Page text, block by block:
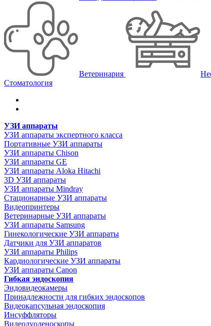
Ветеринария
Стоматология
УЗИ аппараты
УЗИ аппараты экспертного класса
Портативные УЗИ аппараты
УЗИ аппараты Chison
УЗИ аппараты GE
УЗИ аппараты Aloka Hitachi
3D УЗИ аппараты
УЗИ аппараты Mindray
Стационарные УЗИ аппараты
Видеопринтеры
Ветеринарные УЗИ аппараты
УЗИ аппараты Samsung
Гинекологические УЗИ аппараты
Датчики для УЗИ аппаратов
УЗИ аппараты Philips
Кардиологические УЗИ аппараты
УЗИ аппараты Canon
Гибкая эндоскопия
Эндовидеокамеры
Принадлежности для гибких эндоскопов
Видеокапсульная эндоскопия
Инсуффляторы
Видеодуоденоскопы